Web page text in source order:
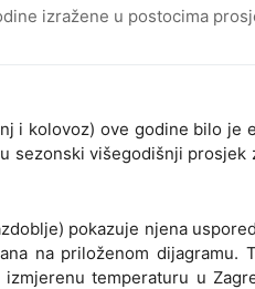
izražene u postocima
i kolovoz) ove godine bilo je
sezonski višegodišnji
pokazuje njena
na priloženom dijagramu.
temperaturu u